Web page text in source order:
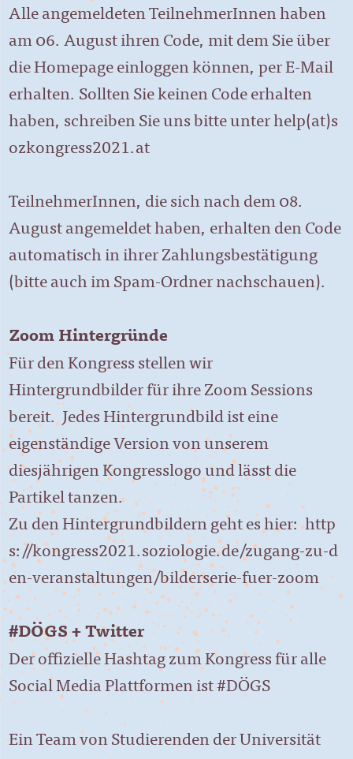
Alle angemeldeten TeilnehmerInnen haben
am 06. August ihren Code, mit dem Sie über
die Homepage einloggen können, per E-Mail
erhalten. Sollten Sie keinen Code erhalten
haben, schreiben Sie uns bitte unterhelp(at)s
ozkongress2021.at
TeilnehmerInnen, die sich nach dem 08.
August angemeldet haben, erhalten den Code
automatisch in ihrer Zahlungsbestätigung
(bitte auch im Spam-Ordner nachschauen).
Zoom Hintergründe
Für den Kongress stellen wir
Hintergrundbilder für ihre Zoom Sessions
bereit. Jedes Hintergrundbild ist eine
eigenständige Version von unserem
diesjährigen Kongresslogo und lässt die
Partikel tanzen.
Zu den Hintergrundbildern geht es hier:http
s://kongress2021.soziologie.de/zugang-zu-d
en-veranstaltungen/bilderserie-fuer-zoom
#DÖGS + Twitter
Der offizielle Hashtag zum Kongress für alle
Social Media Plattformen ist#DÖGS
Ein Team von Studierenden der Universität